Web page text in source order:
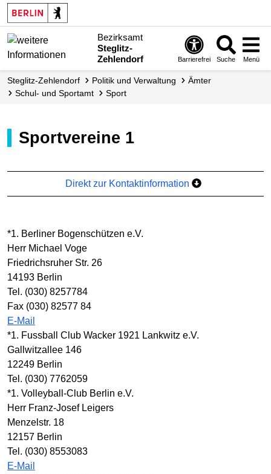
Bezirksamt
Steglitz-
Zehlendorf
Barrierefrei Suche Menü
Steglitz-Zehlendorf Politik und Verwaltung
Ämter
Schul- und Sportamt
Sport
Sportvereine 1
Direkt zur Kontaktinformation
*1. Berliner Bogenschützen e.V.
Herr Michael Voge
Friedrichsruher Str. 26
14193 Berlin
Tel. (030) 8257784
Fax (030) 82577 84
E-Mail
*1. Fussball Club Wacker 1921 Lankwitz e.V.
Gallwitzallee 146
12249 Berlin
Tel. (030) 7762059
*1. Volleyball-Club Berlin e.V.
Herr Franz-Josef Leigers
Menzelstr. 18
12157 Berlin
Tel. (030) 8553083
E-Mail